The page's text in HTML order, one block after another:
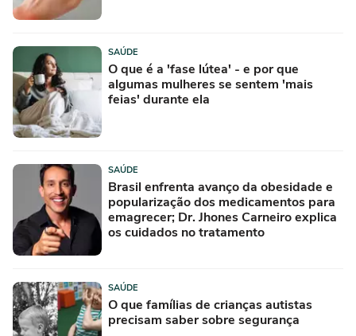
SAÚDE
O que é a 'fase lútea' - e por que
algumas mulheres se sentem 'mais
feias' durante ela
SAÚDE
Brasil enfrenta avanço da obesidade e
popularização dos medicamentos para
emagrecer; Dr. Jhones Carneiro explica
os cuidados no tratamento
SAÚDE
O que famílias de crianças autistas
precisam saber sobre segurança